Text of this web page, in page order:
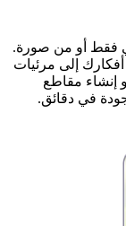
فقط أو من صورة.
أفكارك إلى مرئيات
إنشاء مقاطع
في دقائق.